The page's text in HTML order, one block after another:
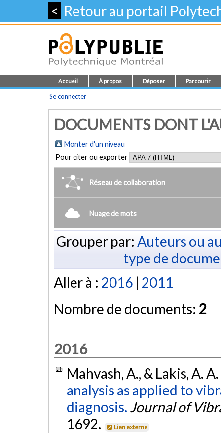
< Retour au portail
Accueil À propos Déposer Parcourir
Se connecter
DOCUMENTS DONT
Monter d'un niveau
Pour citer ou exporter
Réseau de collaboration
Nuage de mots
Grouper par: Auteurs ou
type de
Aller à : 2016 | 2011
Nombre de documents: 2
2016
Mahvash, A., & Lakis, A.
analysis as applied to
diagnosis. Journal of
1692.
Lien externe